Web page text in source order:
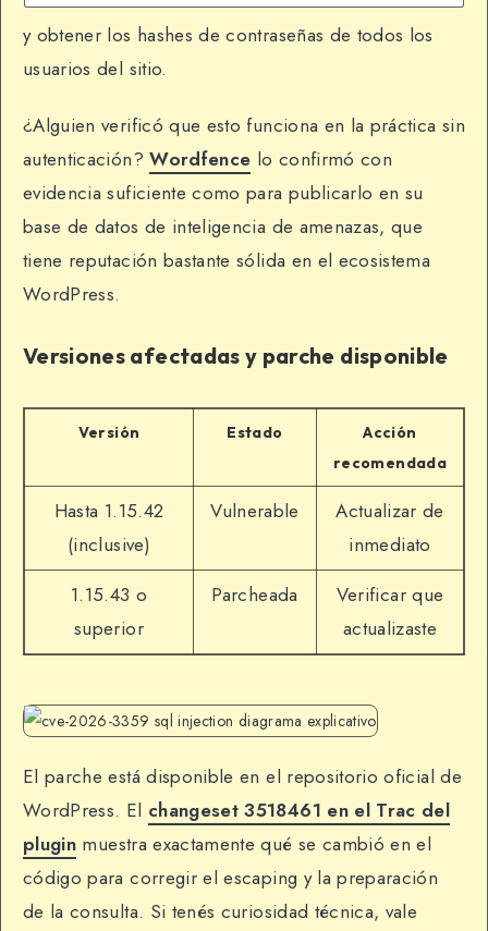
y obtener los hashes de contraseñas de todos los
usuarios del sitio.
¿Alguien verificó que esto funciona en la práctica sin
autenticación?Wordfence lo confirmó con
evidencia suficiente como para publicarlo en su
base de datos de inteligencia de amenazas, que
tiene reputación bastante sólida en el ecosistema
WordPress.
Versiones afectadas y parche disponible
Versión Estado
Acción
recomendada
Hasta 1.15.42
(inclusive)
Vulnerable
Actualizar de
inmediato
1.15.43 o
superior
Parcheada
Verificar que
actualizaste
El parche está disponible en el repositorio oficial de
WordPress. El changeset 3518461 en el Trac del
plugin muestra exactamente qué se cambió en el
código para corregir el escaping y la preparación
de la consulta. Si tenés curiosidad técnica, vale